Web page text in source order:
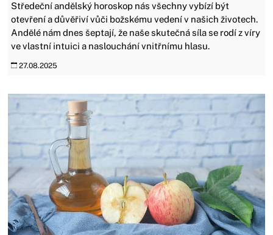
Středeční andělský horoskop nás všechny vybízí být
otevření a důvěřiví vůči božskému vedení v našich životech.
Andělé nám dnes šeptají, že naše skutečná síla se rodí z víry
ve vlastní intuici a naslouchání vnitřnímu hlasu.
27.08.2025